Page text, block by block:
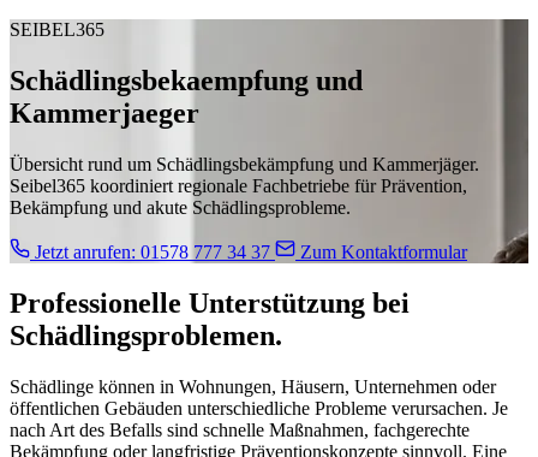
SEIBEL365
Schädlingsbekaempfung und
Kammerjaeger
Übersicht rund um Schädlingsbekämpfung und Kammerjäger.
Seibel365 koordiniert regionale Fachbetriebe für Prävention,
Bekämpfung und akute Schädlingsprobleme.
Jetzt anrufen: 01578 777 34 37 Zum Kontaktformular
Professionelle Unterstützung bei
Schädlingsproblemen.
Schädlinge können in Wohnungen, Häusern, Unternehmen oder
öffentlichen Gebäuden unterschiedliche Probleme verursachen. Je
nach Art des Befalls sind schnelle Maßnahmen, fachgerechte
Bekämpfung oder langfristige Präventionskonzepte sinnvoll. Eine